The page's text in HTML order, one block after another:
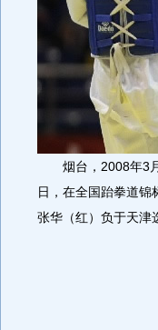
烟台，2008年3月
日，在全国跆拳道锦
张华（红）负于天津